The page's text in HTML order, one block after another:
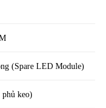
(Spare LED Module)
keo)